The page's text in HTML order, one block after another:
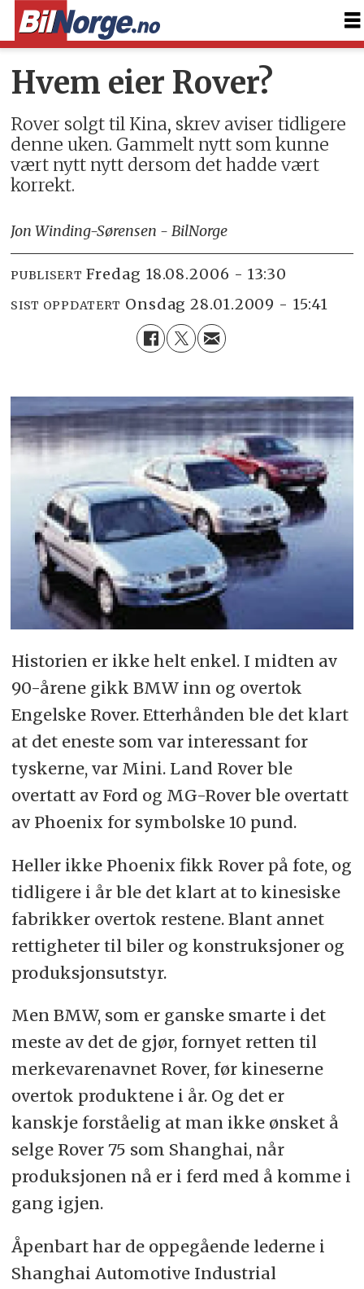
Hvem eier Rover?
Rover solgt til Kina, skrev aviser tidligere
denne uken. Gammelt nytt som kunne
vært nytt nytt dersom det hadde vært
korrekt.
Jon Winding-Sørensen - BilNorge
PUBLISERT fredag 18.08.2006 - 13:30
SIST OPPDATERT onsdag 28.01.2009 - 15:41
Historien er ikke helt enkel. I midten av
90-årene gikk BMW inn og overtok
Engelske Rover. Etterhånden ble det klart
at det eneste som var interessant for
tyskerne, var Mini. Land Rover ble
overtatt av Ford og MG-Rover ble overtatt
av Phoenix for symbolske 10 pund.
Heller ikke Phoenix fikk Rover på fote, og
tidligere i år ble det klart at to kinesiske
fabrikker overtok restene. Blant annet
rettigheter til biler og konstruksjoner og
produksjonsutstyr.
Men BMW, som er ganske smarte i det
meste av det de gjør, fornyet retten til
merkevarenavnet Rover, før kineserne
overtok produktene i år. Og det er
kanskje forståelig at man ikke ønsket å
selge Rover 75 som Shanghai, når
produksjonen nå er i ferd med å komme i
gang igjen.
Åpenbart har de oppegående lederne i
Shanghai Automotive Industrial